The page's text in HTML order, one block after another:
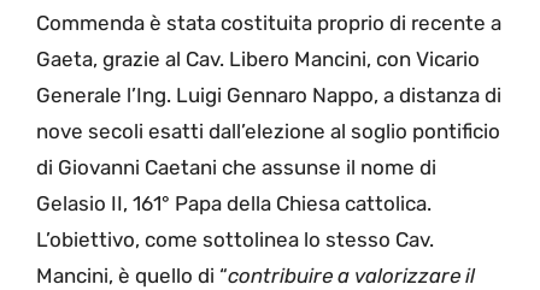
Commenda è stata costituita proprio di recente a
Gaeta, grazie al Cav. Libero Mancini, con Vicario
Generale l’Ing. Luigi Gennaro Nappo, a distanza di
nove secoli esatti dall’elezione al soglio pontificio
di Giovanni Caetani che assunse il nome di
Gelasio II, 161° Papa della Chiesa cattolica.
L’obiettivo, come sottolinea lo stesso Cav.
Mancini, è quello di “contribuire a valorizzare il